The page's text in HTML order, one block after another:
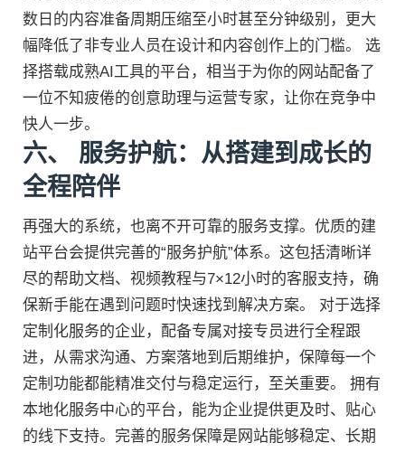
数日的内容准备周期压缩至小时甚至分钟级别，更大
幅降低了非专业人员在设计和内容创作上的门槛。 选
择搭载成熟AI工具的平台，相当于为你的网站配备了
一位不知疲倦的创意助理与运营专家，让你在竞争中
快人一步。
六、 服务护航：从搭建到成长的
全程陪伴
再强大的系统，也离不开可靠的服务支撑。优质的建
站平台会提供完善的“服务护航”体系。这包括清晰详
尽的帮助文档、视频教程与7×12小时的客服支持，确
保新手能在遇到问题时快速找到解决方案。 对于选择
定制化服务的企业，配备专属对接专员进行全程跟
进，从需求沟通、方案落地到后期维护，保障每一个
定制功能都能精准交付与稳定运行，至关重要。 拥有
本地化服务中心的平台，能为企业提供更及时、贴心
的线下支持。完善的服务保障是网站能够稳定、长期